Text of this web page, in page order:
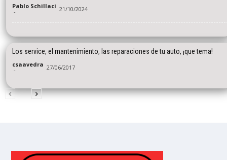
Pablo Schillaci
- 21/10/2024
Los service, el mantenimiento, las reparaciones de tu auto, ¡que tema!
csaavedra
- 27/06/2017